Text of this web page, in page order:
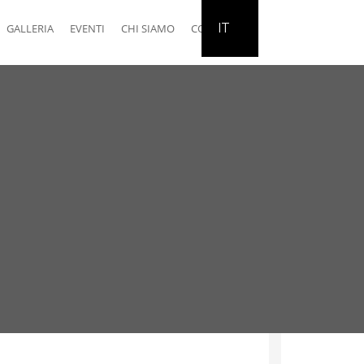
GALLERIA EVENTI CHI SIAMO CONTATTI
IT